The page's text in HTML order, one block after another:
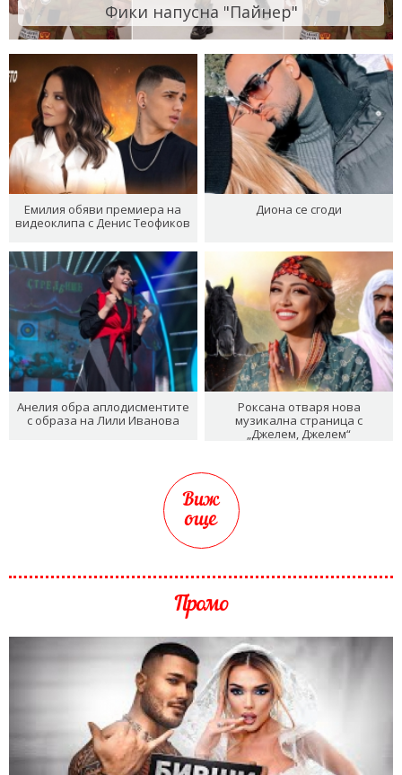
Фики напусна "Пайнер"
Емилия обяви премиера на
видеоклипа с Денис Теофиков
Диона се сгоди
Анелия обра аплодисментите
с образа на Лили Иванова
Роксана отваря нова
музикална страница с
„Джелем, Джелем“
Виж
още
Промо